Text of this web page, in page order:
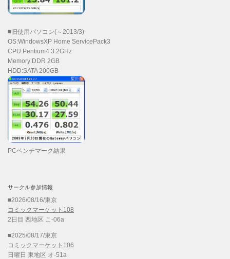
■旧使用パソコン(～2013/3)
OS:WindowsXP Home ServicePack3
CPU:Pentium4 3.2GHz
Memory:DDR 2GB
HDD:SATA 200GB
PCベンチマーク結果
サークル参加情報
■2026/08/16/東京
コミックマーケット108
2日目 西地区 こ-06a
■2025/08/17/東京
コミックマーケット106
日曜日 東地区 オ-51a